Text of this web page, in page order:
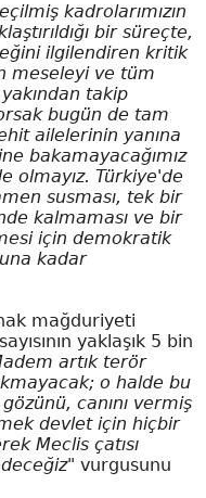
kadrolarımızın
bir süreçte,
ilgilendiren kritik
meseleyi ve tüm
takip
bugün de tam
ailelerinin yanına
bakamayacağımız
olmayız. Türkiye'de
susması, tek bir
kalmaması ve bir
için demokratik
kadar
mağduriyeti
yaklaşık 5 bin
artık terör
o halde bu
canını vermiş
devlet için hiçbir
Meclis çatısı
vurgusunu